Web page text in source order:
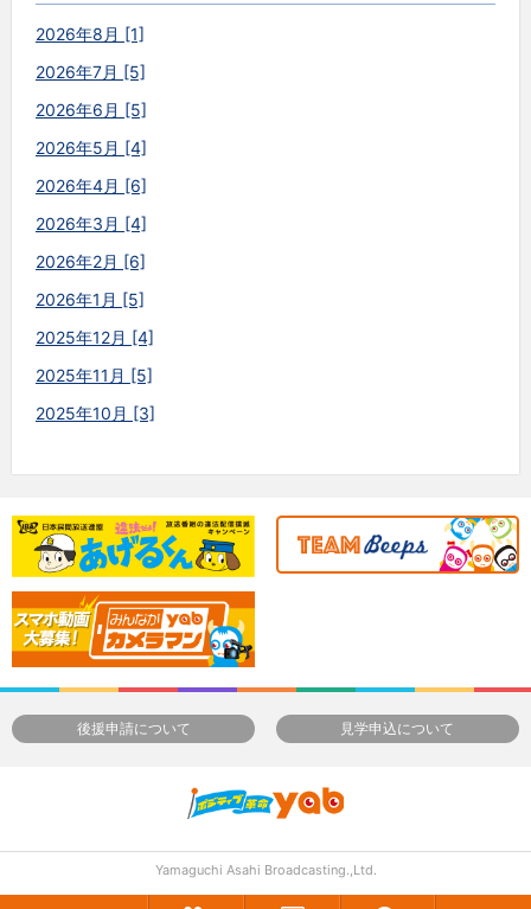
2026年8月 [1]
2026年7月 [5]
2026年6月 [5]
2026年5月 [4]
2026年4月 [6]
2026年3月 [4]
2026年2月 [6]
2026年1月 [5]
2025年12月 [4]
2025年11月 [5]
2025年10月 [3]
後援申請について 見学申込について
Yamaguchi Asahi Broadcasting.,Ltd.